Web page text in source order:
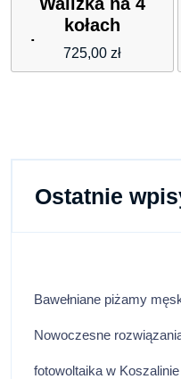
kołach
ciemnoczerwony
725,00 zł
Ostatnie
Bawełniane piżamy
Nowoczesne
fotowoltaika w Koszalinie